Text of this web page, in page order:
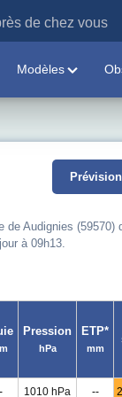
de chez vous
Modèles
Audignies
à 09h13.
Pression
hPa
ETP*
mm
1010 hPa --